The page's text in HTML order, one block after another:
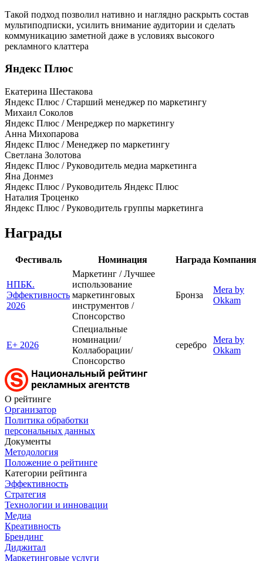
Такой подход позволил нативно и наглядно раскрыть состав
мультиподписки, усилить внимание аудитории и сделать
коммуникацию заметной даже в условиях высокого
рекламного клаттера
Яндекс Плюс
Екатерина Шестакова
Яндекс Плюс / Старший менеджер по маркетингу
Михаил Соколов
Яндекс Плюс / Менреджер по маркетингу
Анна Михопарова
Яндекс Плюс / Менеджер по маркетингу
Светлана Золотова
Яндекс Плюс / Руководитель медиа маркетинга
Яна Донмез
Яндекс Плюс / Руководитель Яндекс Плюс
Наталия Троценко
Яндекс Плюс / Руководитель группы маркетинга
Награды
Фестиваль Номинация Награда Компания
НПБК.
Эффективность
2026
Маркетинг / Лучшее
использование
маркетинговых
инструментов /
Спонсорство
Бронза
Mera by
Okkam
E+ 2026
Специальные
номинации/
Коллаборации/
Спонсорство
серебро
Mera by
Okkam
О рейтинге
Организатор
Политика обработки
персональных данных
Документы
Методология
Положение о рейтинге
Категории рейтинга
Эффективность
Стратегия
Технологии и инновации
Медиа
Креативность
Брендинг
Диджитал
Маркетинговые услуги